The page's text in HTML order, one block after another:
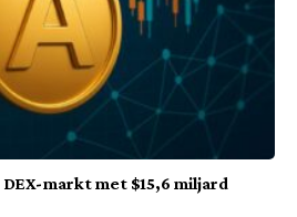
markt met $15,6 miljard